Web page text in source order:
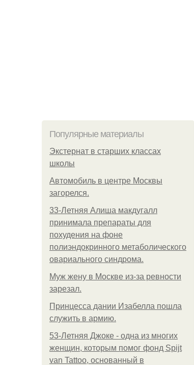
Популярные материалы
Экстернат в старших классах
школы
Автомобиль в центре Москвы
загорелся.
33-Летняя Алиша макдугалл
принимала препараты для
похудения на фоне
полиэндокринного метаболического
овариального синдрома.
Mуж жену в Москве из-за ревности
зарезал.
Принцесса дании Изабелла пошла
служить в армию.
53-Летняя Джоке - одна из многих
женщин, которым помог фонд Spijt
van Tattoo, основанный в